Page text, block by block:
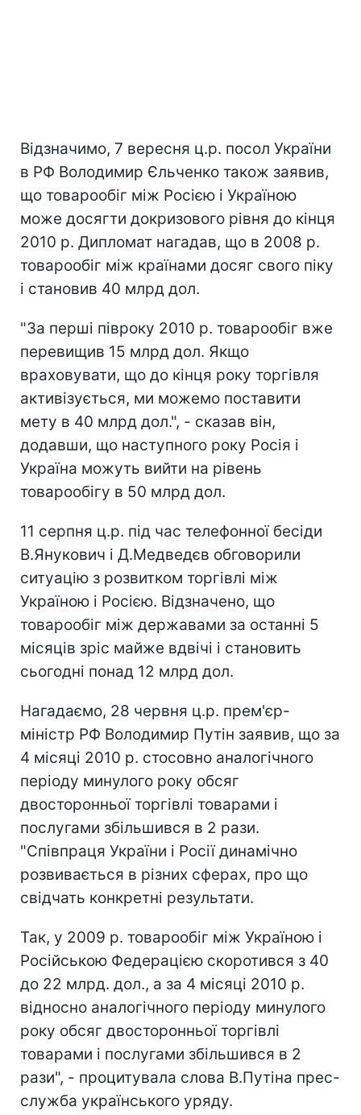
Відзначимо, 7 вересня ц.р. посол України
в РФ Володимир Єльченко також заявив,
що товарообіг між Росією і Україною
може досягти докризового рівня до кінця
2010 р. Дипломат нагадав, що в 2008 р.
товарообіг між країнами досяг свого піку
і становив 40 млрд дол.
"За перші півроку 2010 р. товарообіг вже
перевищив 15 млрд дол. Якщо
враховувати, що до кінця року торгівля
активізується, ми можемо поставити
мету в 40 млрд дол.", - сказав він,
додавши, що наступного року Росія і
Україна можуть вийти на рівень
товарообігу в 50 млрд дол.
11 серпня ц.р. під час телефонної бесіди
В.Янукович і Д.Медведєв обговорили
ситуацію з розвитком торгівлі між
Україною і Росією. Відзначено, що
товарообіг між державами за останні 5
місяців зріс майже вдвічі і становить
сьогодні понад 12 млрд дол.
Нагадаємо, 28 червня ц.р. прем'єр-
міністр РФ Володимир Путін заявив, що за
4 місяці 2010 р. стосовно аналогічного
періоду минулого року обсяг
двосторонньої торгівлі товарами і
послугами збільшився в 2 рази.
"Співпраця України і Росії динамічно
розвивається в різних сферах, про що
свідчать конкретні результати.
Так, у 2009 р. товарообіг між Україною і
Російською Федерацією скоротився з 40
до 22 млрд. дол., а за 4 місяці 2010 р.
відносно аналогічного періоду минулого
року обсяг двосторонньої торгівлі
товарами і послугами збільшився в 2
рази", - процитувала слова В.Путіна прес-
служба українського уряду.